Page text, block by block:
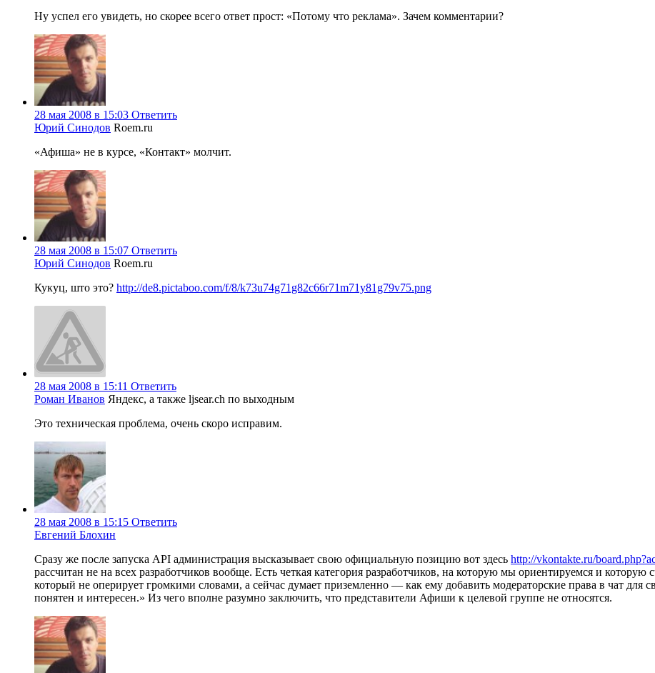
Ну успел его увидеть, но скорее всего ответ прост: «Потому что реклама». Зачем комментарии?
28 мая 2008 в 15:03 Ответить
Юрий Синодов Roem.ru
«Афиша» не в курсе, «Контакт» молчит.
28 мая 2008 в 15:07 Ответить
Юрий Синодов Roem.ru
Кукуц, што это? http://de8.pictaboo.com/f/8/k73u74g71g82c66r71m71y81g79v75.png
28 мая 2008 в 15:11 Ответить
Роман Иванов Яндекс, а также ljsear.ch по выходным
Это техническая проблема, очень скоро исправим.
28 мая 2008 в 15:15 Ответить
Евгений Блохин
Сразу же после запуска API администрация высказывает свою официальную позицию вот здесь http://vkontakte.ru/
рассчитан не на всех разработчиков вообще. Есть четкая категория разработчиков, на которую мы ориентируемся и
который не оперирует громкими словами, а сейчас думает приземленно — как ему добавить модераторские права в чат для
понятен и интересен.» Из чего вполне разумно заключить, что представители Афиши к целевой группе не относятся.